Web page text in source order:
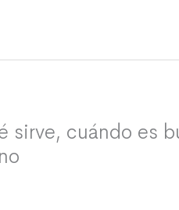
sirve, cuándo es